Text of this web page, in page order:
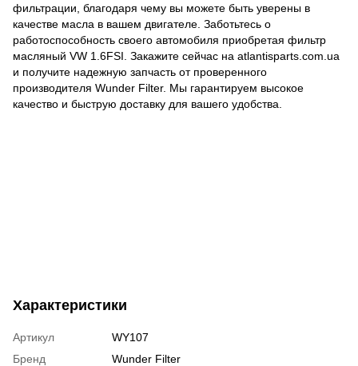
фильтрации, благодаря чему вы можете быть уверены в
качестве масла в вашем двигателе. Заботьтесь о
работоспособность своего автомобиля приобретая фильтр
масляный VW 1.6FSI. Закажите сейчас на atlantisparts.com.ua
и получите надежную запчасть от проверенного
производителя Wunder Filter. Мы гарантируем высокое
качество и быструю доставку для вашего удобства.
Характеристики
Артикул
WY107
Бренд
Wunder Filter